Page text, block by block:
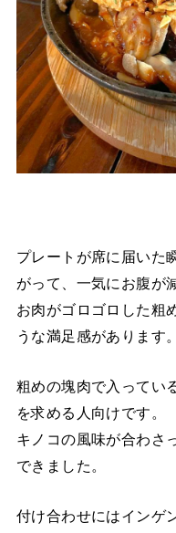
プレートが席に届いた
がって、一気にお腹が
お肉がゴロゴロした粗
うな満足感があります。
粗めの塊肉で入ってい
を求める人向けです。
キノコの風味が合わさ
できました。
付け合わせにはインゲ